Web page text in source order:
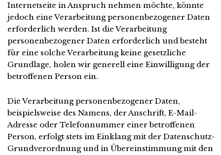
Internetseite in Anspruch nehmen möchte, könnte
jedoch eine Verarbeitung personenbezogener Daten
erforderlich werden. Ist die Verarbeitung
personenbezogener Daten erforderlich und besteht
für eine solche Verarbeitung keine gesetzliche
Grundlage, holen wir generell eine Einwilligung der
betroffenen Person ein.
Die Verarbeitung personenbezogener Daten,
beispielsweise des Namens, der Anschrift, E-Mail-
Adresse oder Telefonnummer einer betroffenen
Person, erfolgt stets im Einklang mit der Datenschutz-
Grundverordnung und in Übereinstimmung mit den